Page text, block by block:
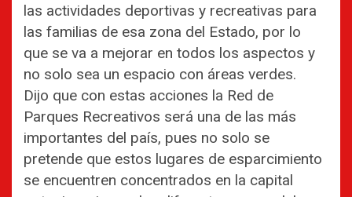
las actividades deportivas y recreativas para
las familias de esa zona del Estado, por lo
que se va a mejorar en todos los aspectos y
no solo sea un espacio con áreas verdes.
Dijo que con estas acciones la Red de
Parques Recreativos será una de las más
importantes del país, pues no solo se
pretende que estos lugares de esparcimiento
se encuentren concentrados en la capital